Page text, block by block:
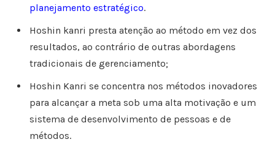
planejamento estratégico.
Hoshin kanri presta atenção ao método em vez dos
resultados, ao contrário de outras abordagens
tradicionais de gerenciamento;
Hoshin Kanri se concentra nos métodos inovadores
para alcançar a meta sob uma alta motivação e um
sistema de desenvolvimento de pessoas e de
métodos.